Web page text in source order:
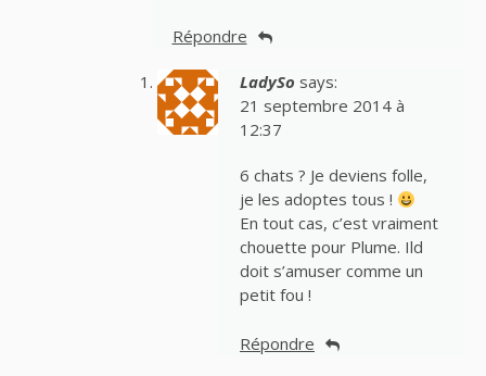
Répondre
LadySo says:
21 septembre 2014 à
12:37
6 chats ? Je deviens folle,
je les adoptes tous !
En tout cas, c’est vraiment
chouette pour Plume. Ild
doit s’amuser comme un
petit fou !
Répondre